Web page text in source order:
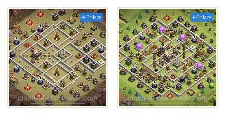
+ Enlace + Enlace